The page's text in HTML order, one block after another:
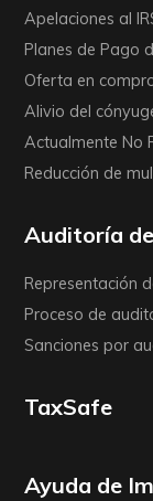
Apelaciones al
Planes de Pago
Oferta en
Alivio del
Actualmente No
Reducción de
Auditoría
Representación
Proceso de
Sanciones por
TaxSafe
Ayuda de